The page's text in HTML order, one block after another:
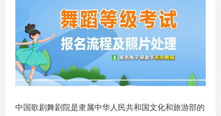
中国歌剧舞剧院是隶属中华人民共和国文化和旅游部的